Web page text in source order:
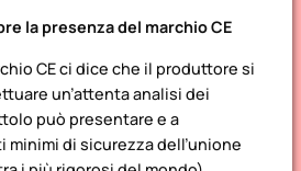
la presenza del marchio CE
CE ci dice che il produttore si
un’attenta analisi dei
può presentare e a
di sicurezza dell’unione